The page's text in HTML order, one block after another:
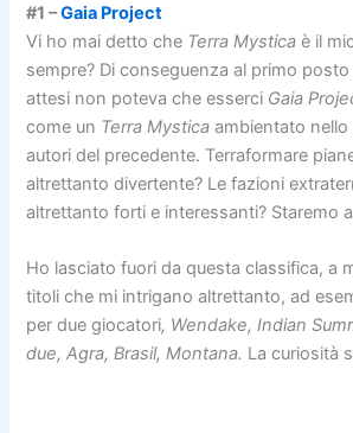
#1 –Gaia Project
Vi ho mai detto che Terra Mystica è il
sempre? Di conseguenza al primo
attesi non poteva che esserci Gaia
come un Terra Mystica ambientato
autori del precedente. Terraformare
altrettanto divertente? Le fazioni
altrettanto forti e interessanti? Staremo
Ho lasciato fuori da questa classifica, a
titoli che mi intrigano altrettanto, ad
per due giocatori, Wendake, Indian
due, Agra, Brasil, Montana. La curiosità